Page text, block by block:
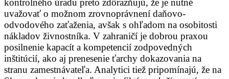
uvažovať o možnom zrovnoprávnení daňovo-
odvodového zaťaženia, avšak s ohľadom na osobitosti
nákladov živnostníka. V zahraničí je dobrou praxou
posilnenie kapacít a kompetencií zodpovedných
inštitúcií, ako aj prenesenie ťarchy dokazovania na
stranu zamestnávateľa. Analytici tiež pripomínajú, že na